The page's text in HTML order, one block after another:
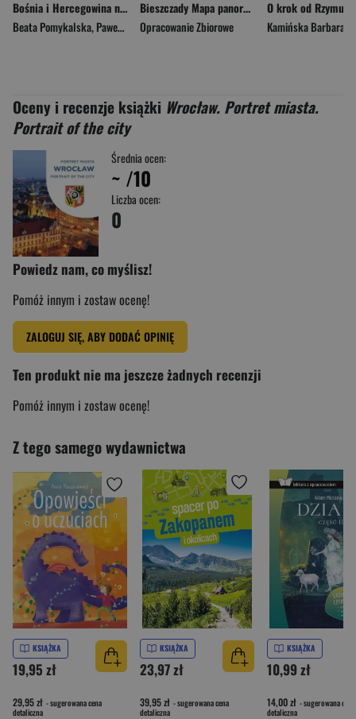
Bośnia i Hercegowina nieoczywista
Beata Pomykalska,Paweł Pomykalski
Bieszczady Mapa panoramiczna laminowana mapa turystyczna 1:60 000
Opracowanie Zbiorowe
Kamińska Barbara
Oceny i recenzje książki Wrocław. Portret miasta.
Portrait of the city
Średnia ocen:
~ /10
Liczba ocen:
0
Powiedz nam, co myślisz!
Pomóż innym i zostaw ocenę!
ZALOGUJ SIĘ, ABY DODAĆ OPINIĘ
Ten produkt nie ma jeszcze żadnych recenzji
Pomóż innym i zostaw ocenę!
Z tego samego wydawnictwa
KSIĄŻKA
19,95 zł
29,95 zł - sugerowana cena
detaliczna
KSIĄŻKA
23,97 zł
39,95 zł - sugerowana cena
detaliczna
KSIĄŻKA
10,99 zł
14,00 zł - sugerowana cena
detaliczna